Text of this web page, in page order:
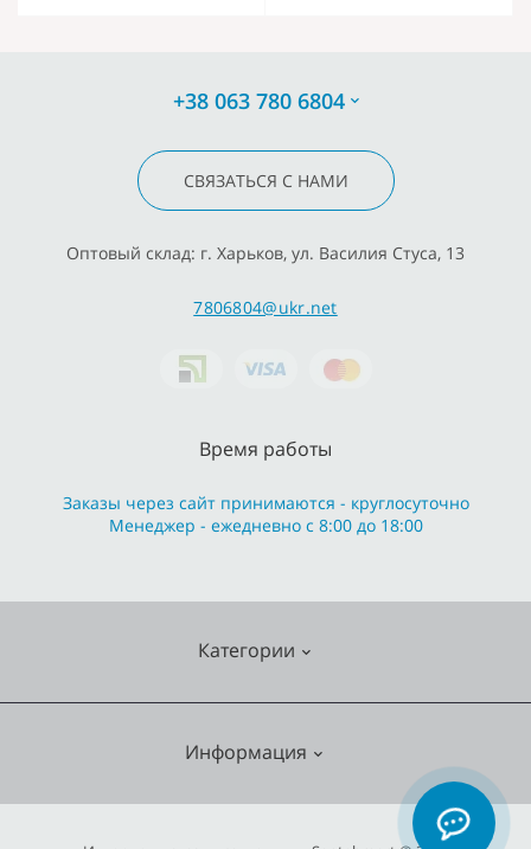
+38 063 780 6804
СВЯЗАТЬСЯ С НАМИ
Оптовый склад: г. Харьков, ул. Василия Стуса, 13
7806804@ukr.net
Категории
Информация
Время работы
Заказы через сайт принимаются - круглосуточно
Менеджер - ежедневно с 8:00 до 18:00